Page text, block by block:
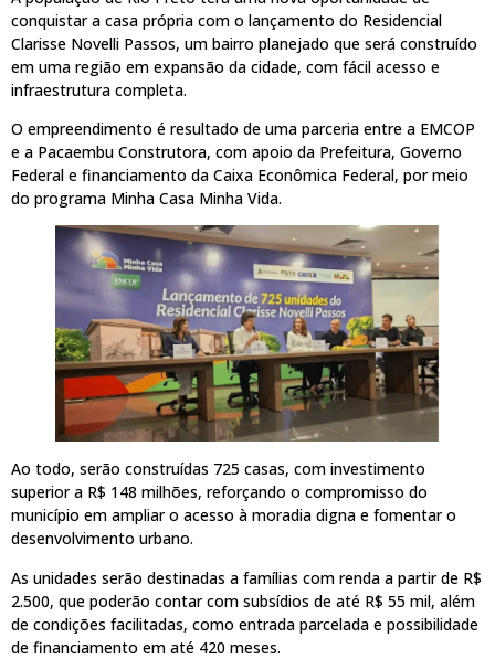
conquistar a casa própria com o lançamento do Residencial
Clarisse Novelli Passos, um bairro planejado que será construído
em uma região em expansão da cidade, com fácil acesso e
infraestrutura completa.
O empreendimento é resultado de uma parceria entre a EMCOP
e a Pacaembu Construtora, com apoio da Prefeitura, Governo
Federal e financiamento da Caixa Econômica Federal, por meio
do programa Minha Casa Minha Vida.
Ao todo, serão construídas 725 casas, com investimento
superior a R$ 148 milhões, reforçando o compromisso do
município em ampliar o acesso à moradia digna e fomentar o
desenvolvimento urbano.
As unidades serão destinadas a famílias com renda a partir de R$
2.500, que poderão contar com subsídios de até R$ 55 mil, além
de condições facilitadas, como entrada parcelada e possibilidade
de financiamento em até 420 meses.